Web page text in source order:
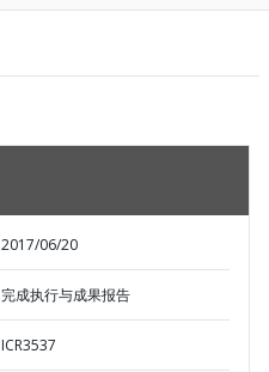
2017/06/20
完成执行与成果报告
ICR3537